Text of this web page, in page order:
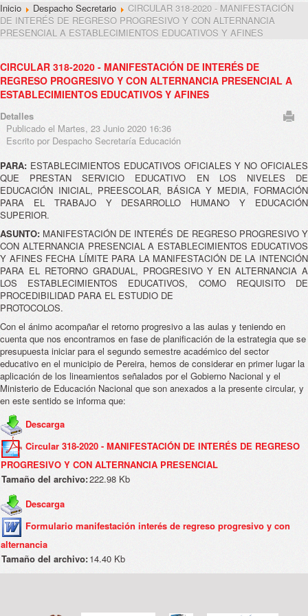
Inicio Despacho Secretario
CIRCULAR 318-2020 - MANIFESTACIÓN
DE INTERÉS DE REGRESO PROGRESIVO Y CON ALTERNANCIA
PRESENCIAL A ESTABLECIMIENTOS EDUCATIVOS Y AFINES
CIRCULAR 318-2020 - MANIFESTACIÓN DE INTERÉS DE
REGRESO PROGRESIVO Y CON ALTERNANCIA PRESENCIAL A
ESTABLECIMIENTOS EDUCATIVOS Y AFINES
Detalles
Publicado el Martes, 23 Junio 2020 16:36
Escrito por Despacho Secretaría Educación
PARA: ESTABLECIMIENTOS EDUCATIVOS OFICIALES Y NO OFICIALES
QUE PRESTAN SERVICIO EDUCATIVO EN LOS NIVELES DE
EDUCACIÓN INICIAL, PREESCOLAR, BÁSICA Y MEDIA, FORMACIÓN
PARA EL TRABAJO Y DESARROLLO HUMANO Y EDUCACIÓN
SUPERIOR.
ASUNTO: MANIFESTACIÓN DE INTERÉS DE REGRESO PROGRESIVO Y
CON ALTERNANCIA PRESENCIAL A ESTABLECIMIENTOS EDUCATIVOS
Y AFINES FECHA LÍMITE PARA LA MANIFESTACIÓN DE LA INTENCIÓN
PARA EL RETORNO GRADUAL, PROGRESIVO Y EN ALTERNANCIA A
LOS ESTABLECIMIENTOS EDUCATIVOS, COMO REQUISITO DE
PROCEDIBILIDAD PARA EL ESTUDIO DE
PROTOCOLOS.
Con el ánimo acompañar el retorno progresivo a las aulas y teniendo en
cuenta que nos encontramos en fase de planificación de la estrategia que se
presupuesta iniciar para el segundo semestre académico del sector
educativo en el municipio de Pereira, hemos de considerar en primer lugar la
aplicación de los lineamientos señalados por el Gobierno Nacional y el
Ministerio de Educación Nacional que son anexados a la presente circular, y
en este sentido se informa que:
Descarga
Circular 318-2020 - MANIFESTACIÓN DE INTERÉS DE REGRESO
PROGRESIVO Y CON ALTERNANCIA PRESENCIAL
Tamaño del archivo:222.98 Kb
Descarga
Formulario manifestación interés de regreso progresivo y con
alternancia
Tamaño del archivo:14.40 Kb